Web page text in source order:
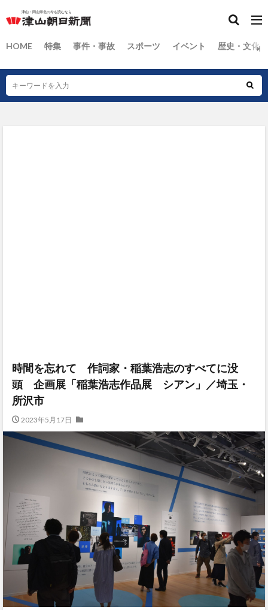
HOME 特集 事件・事故 スポーツ イベント 歴史・文化
時間を忘れて 作詞家・稲葉浩志のすべてに没
頭 企画展「稲葉浩志作品展 シアン」／埼玉・
所沢市
2023年5月17日